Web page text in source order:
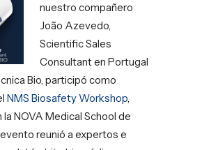
nuestro compañero
João Azevedo,
Scientific Sales
Consultant en Portugal
Bio, participó como
NMS Biosafety Workshop,
NOVA Medical School de
reunió a expertos e